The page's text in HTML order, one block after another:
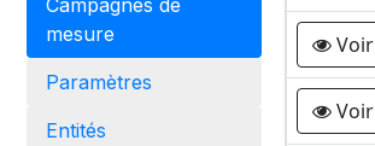
Campagnes de
mesure
Paramètres
Entités
Voir
Voir